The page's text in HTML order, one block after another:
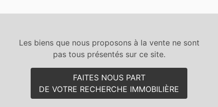
Les biens que nous proposons à la vente ne sont
pas tous présentés sur ce site.
FAITES NOUS PART
DE VOTRE RECHERCHE IMMOBILIÈRE